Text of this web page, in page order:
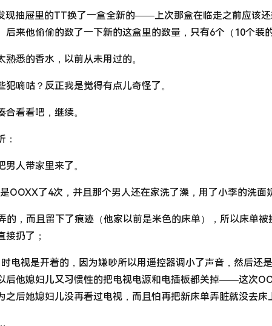
现抽屉里的TT换了一盒全新的——上次那盒在临走之前应该
来他偷偷的数了一下新的这盒里的数量，只有6个（10个装的
悉的香水，以前从未用过的。
嘀咕？反正我是觉得有点儿奇怪了。
看看吧，继续。
：
人带家里来了。
OOXX了4次，并且那个男人还在家洗了澡，用了小李的洗面
的，而且留下了痕迹（他家以前是米色的床单），所以床单被
接扔了；
电视是开着的，因为嫌吵所以用遥控器调小了声音，然后还
后他媳妇儿又习惯性的把电视电源和电插板都关掉——这次
后她媳妇儿没再看过电视，而且怕再把新床单弄脏就没去床